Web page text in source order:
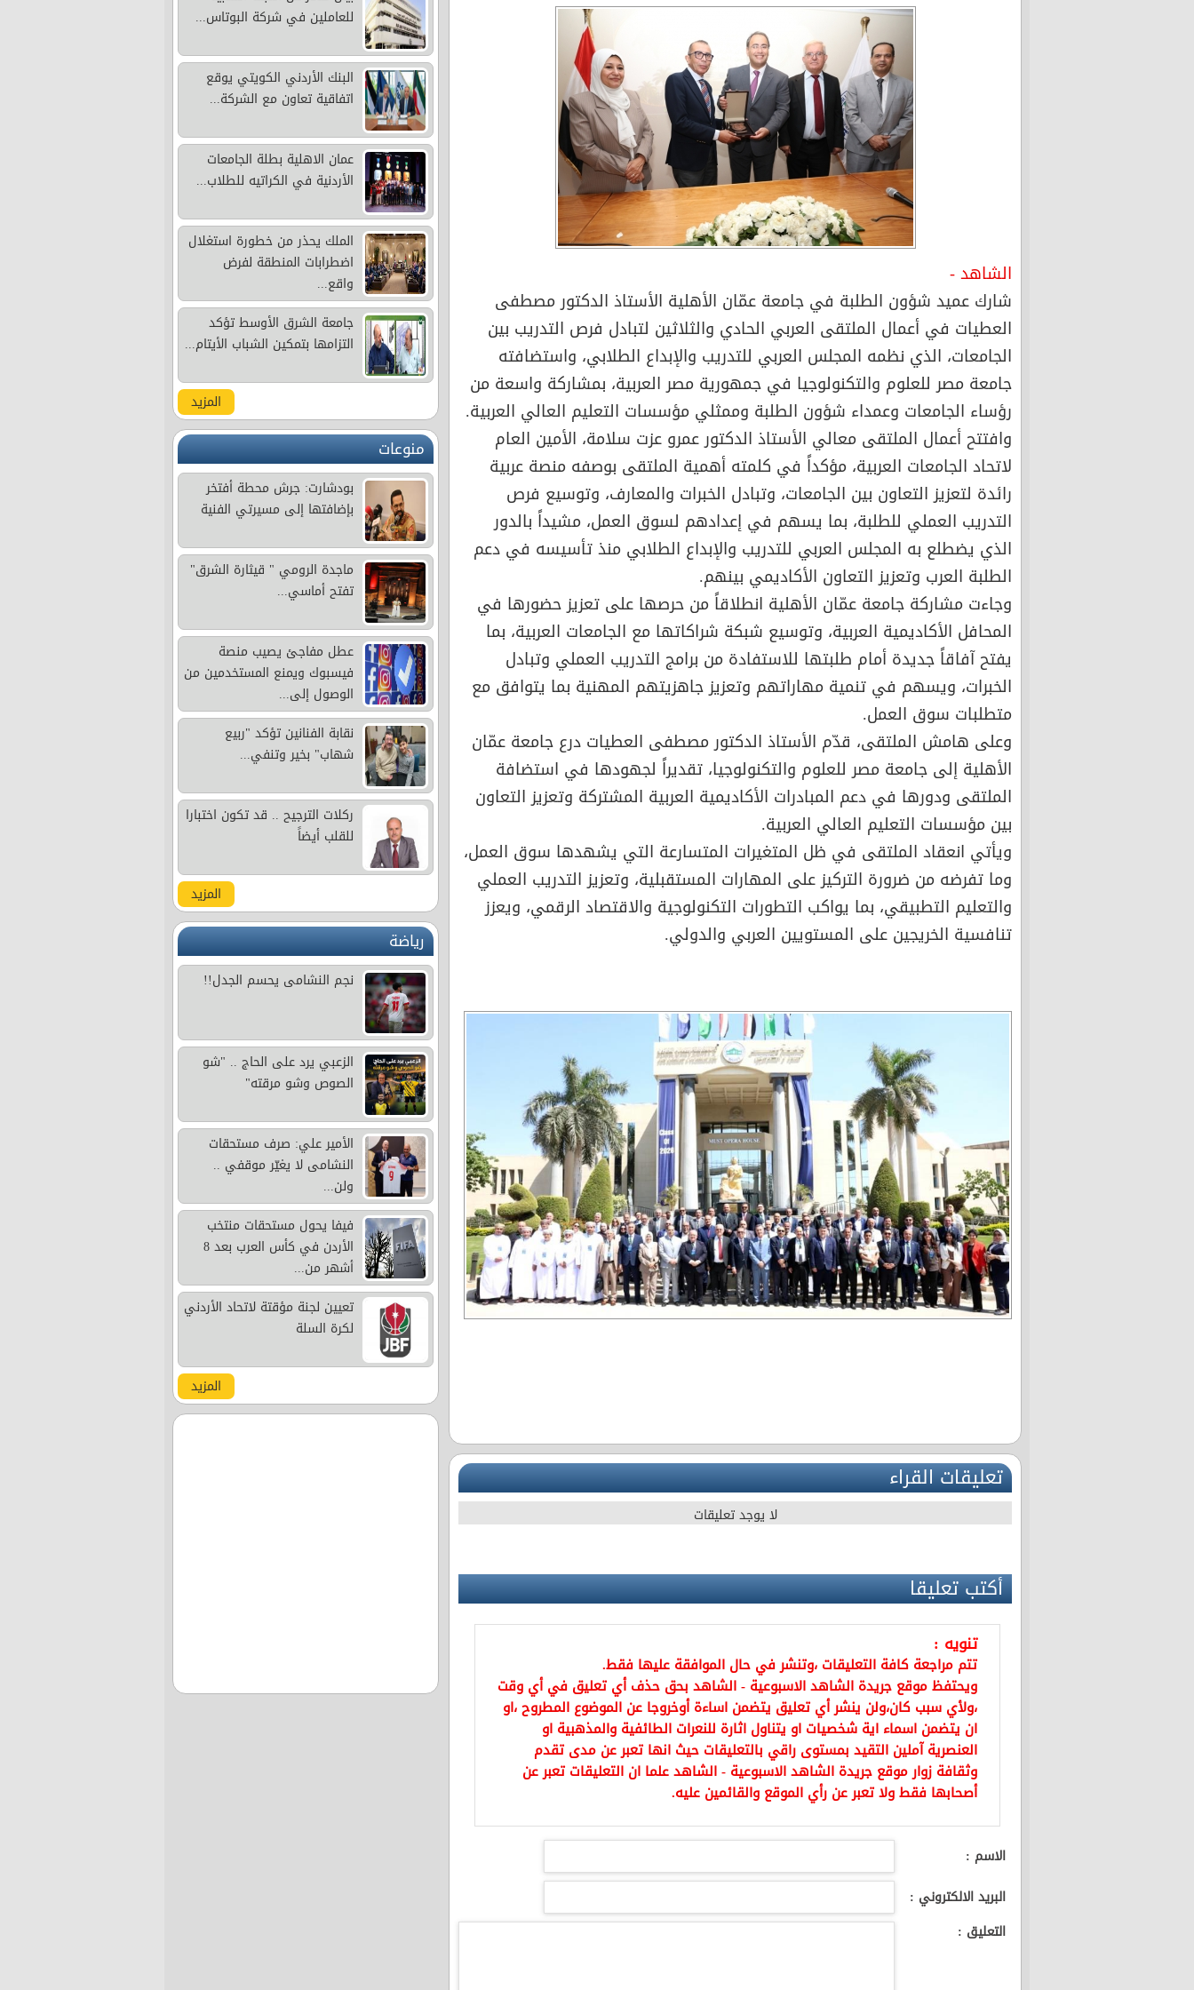
الشاهد -
شارك عميد شؤون الطلبة في جامعة عمّان الأهلية الأستاذ الدكتور مصطفى
العطيات في أعمال الملتقى العربي الحادي والثلاثين لتبادل فرص التدريب بين
الجامعات، الذي نظمه المجلس العربي للتدريب والإبداع الطلابي، واستضافته
جامعة مصر للعلوم والتكنولوجيا في جمهورية مصر العربية، بمشاركة واسعة من
رؤساء الجامعات وعمداء شؤون الطلبة وممثلي مؤسسات التعليم العالي العربية.
وافتتح أعمال الملتقى معالي الأستاذ الدكتور عمرو عزت سلامة، الأمين العام
لاتحاد الجامعات العربية، مؤكداً في كلمته أهمية الملتقى بوصفه منصة عربية
رائدة لتعزيز التعاون بين الجامعات، وتبادل الخبرات والمعارف، وتوسيع فرص
التدريب العملي للطلبة، بما يسهم في إعدادهم لسوق العمل، مشيداً بالدور
الذي يضطلع به المجلس العربي للتدريب والإبداع الطلابي منذ تأسيسه في دعم
الطلبة العرب وتعزيز التعاون الأكاديمي بينهم.
وجاءت مشاركة جامعة عمّان الأهلية انطلاقاً من حرصها على تعزيز حضورها في
المحافل الأكاديمية العربية، وتوسيع شبكة شراكاتها مع الجامعات العربية، بما
يفتح آفاقاً جديدة أمام طلبتها للاستفادة من برامج التدريب العملي وتبادل
الخبرات، ويسهم في تنمية مهاراتهم وتعزيز جاهزيتهم المهنية بما يتوافق مع
متطلبات سوق العمل.
وعلى هامش الملتقى، قدّم الأستاذ الدكتور مصطفى العطيات درع جامعة عمّان
الأهلية إلى جامعة مصر للعلوم والتكنولوجيا، تقديراً لجهودها في استضافة
الملتقى ودورها في دعم المبادرات الأكاديمية العربية المشتركة وتعزيز التعاون
بين مؤسسات التعليم العالي العربية.
ويأتي انعقاد الملتقى في ظل المتغيرات المتسارعة التي يشهدها سوق العمل،
وما تفرضه من ضرورة التركيز على المهارات المستقبلية، وتعزيز التدريب العملي
والتعليم التطبيقي، بما يواكب التطورات التكنولوجية والاقتصاد الرقمي، ويعزز
تنافسية الخريجين على المستويين العربي والدولي.
تعليقات القراء
لا يوجد تعليقات
أكتب تعليقا
تنويه :
تتم مراجعة كافة التعليقات ،وتنشر في حال الموافقة عليها فقط.
ويحتفظ موقع جريدة الشاهد الاسبوعية - الشاهد بحق حذف أي تعليق في أي وقت
،ولأي سبب كان،ولن ينشر أي تعليق يتضمن اساءة أوخروجا عن الموضوع المطروح ،او
ان يتضمن اسماء اية شخصيات او يتناول اثارة للنعرات الطائفية والمذهبية او
العنصرية آملين التقيد بمستوى راقي بالتعليقات حيث انها تعبر عن مدى تقدم
وثقافة زوار موقع جريدة الشاهد الاسبوعية - الشاهد علما ان التعليقات تعبر عن
أصحابها فقط ولا تعبر عن رأي الموقع والقائمين عليه.
الاسم :
البريد الالكتروني :
التعليق :
للعاملين في شركة البوتاس...
البنك الأردني الكويتي يوقع
اتفاقية تعاون مع الشركة...
عمان الاهلية بطلة الجامعات
الأردنية في الكراتيه للطلاب...
الملك يحذر من خطورة استغلال
اضطرابات المنطقة لفرض
واقع...
جامعة الشرق الأوسط تؤكد
التزامها بتمكين الشباب الأيتام...
المزيد
منوعات
بودشارت: جرش محطة أفتخر
بإضافتها إلى مسيرتي الفنية
ماجدة الرومي " قيثارة الشرق"
تفتح أماسي...
عطل مفاجئ يصيب منصة
فيسبوك ويمنع المستخدمين من
الوصول إلى...
نقابة الفنانين تؤكد "ربيع
شهاب" بخير وتنفي...
ركلات الترجيح .. قد تكون اختبارا
للقلب أيضاً
المزيد
رياضة
نجم النشامى يحسم الجدل!!
الزعبي يرد على الحاج .. "شو
الصوص وشو مرقته"
الأمير علي: صرف مستحقات
النشامى لا يغيّر موقفي ..
ولن...
فيفا يحول مستحقات منتخب
الأردن في كأس العرب بعد 8
أشهر من...
تعيين لجنة مؤقتة لاتحاد الأردني
لكرة السلة
المزيد